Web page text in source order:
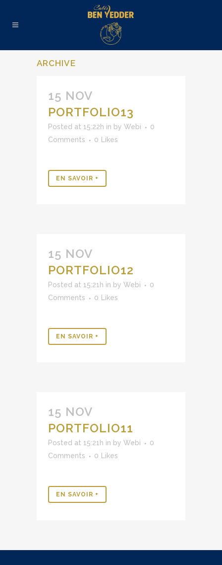
ARCHIVE
15 NOV
PORTFOLIO13
Posted at 15:22h in by Webi
0
Comments
0 Likes
EN SAVOIR +
15 NOV
PORTFOLIO12
Posted at 15:21h in by Webi
0
Comments
0 Likes
EN SAVOIR +
15 NOV
PORTFOLIO11
Posted at 15:21h in by Webi
0
Comments
0 Likes
EN SAVOIR +